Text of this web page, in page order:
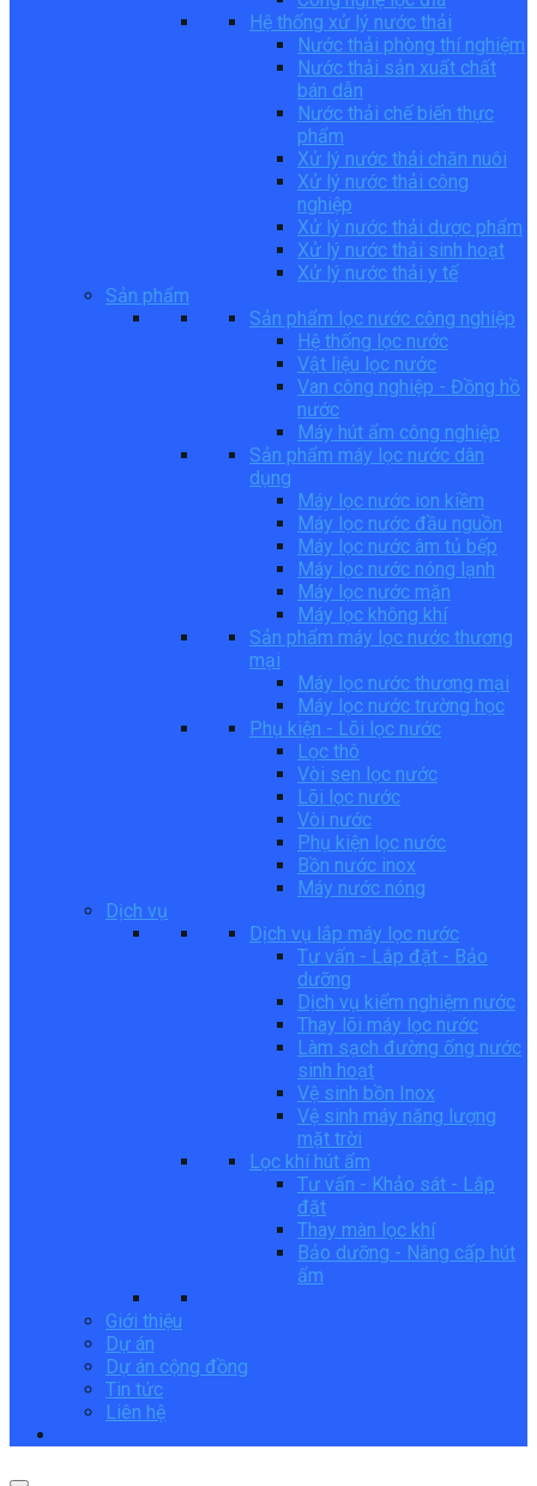
Hệ thống xử lý nước thải
Nước thải phòng thí nghiệm
Nước thải sản xuất chất
bán dẫn
Nước thải chế biến thực
phẩm
Xử lý nước thải chăn nuôi
Xử lý nước thải công
nghiệp
Xử lý nước thải dược phẩm
Xử lý nước thải sinh hoạt
Xử lý nước thải y tế
Sản phẩm
Sản phẩm lọc nước công nghiệp
Hệ thống lọc nước
Vật liệu lọc nước
Van công nghiệp - Đồng hồ
nước
Máy hút ẩm công nghiệp
Sản phẩm máy lọc nước dân
dụng
Máy lọc nước ion kiềm
Máy lọc nước đầu nguồn
Máy lọc nước âm tủ bếp
Máy lọc nước nóng lạnh
Máy lọc nước mặn
Máy lọc không khí
Sản phẩm máy lọc nước thương
mại
Máy lọc nước thương mại
Máy lọc nước trường học
Phụ kiện - Lõi lọc nước
Lọc thô
Vòi sen lọc nước
Lõi lọc nước
Vòi nước
Phụ kiện lọc nước
Bồn nước inox
Máy nước nóng
Dịch vụ
Dịch vụ lắp máy lọc nước
Tư vấn - Lắp đặt - Bảo
dưỡng
Dịch vụ kiểm nghiệm nước
Thay lõi máy lọc nước
Làm sạch đường ống nước
sinh hoạt
Vệ sinh bồn Inox
Vệ sinh máy năng lượng
mặt trời
Lọc khí hút ẩm
Tư vấn - Khảo sát - Lắp
đặt
Thay màn lọc khí
Bảo dưỡng - Nâng cấp hút
ẩm
Giới thiệu
Dự án
Dự án cộng đồng
Tin tức
Liên hệ